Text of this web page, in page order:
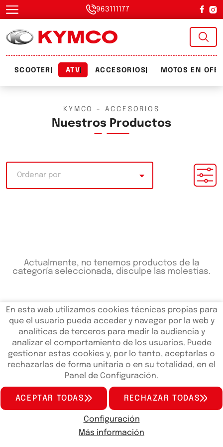
963111177
SCOOTER ATV ACCESORIOS MOTOS EN
KYMCO - ACCESORIOS
Nuestros Productos
Ordenar por
Actualmente, no tenemos productos de la
categoría seleccionada, disculpe las molestias.
En esta web utilizamos cookies técnicas propias para
que el usuario pueda acceder y navegar por la web y
analíticas de terceros para medir la audiencia y
analizar el comportamiento de los usuarios. Puede
gestionar estas cookies y, por lo tanto, aceptarlas o
rechazarlas de forma unitaria o en su totalidad, en el
Panel de Configuración.
ACEPTAR TODAS RECHAZAR TODAS
Configuración
Más información
NOTICIAS
concesionariokymcovalencia.es
Valencia
edina.es
Política de Cookies
Configuración de Cookies